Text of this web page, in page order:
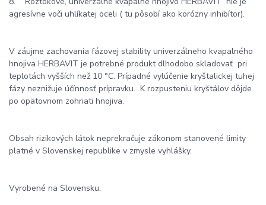
agresívne voči uhlíkatej oceli ( tu pôsobí ako korózny inhibítor).
V záujme zachovania fázovej stability univerzálneho kvapalného
hnojiva HERBAVIT je potrebné produkt dlhodobo skladovať pri
teplotách vyšších než 10 °C. Prípadné vylúčenie kryštalickej tuhej
fázy neznižuje účínnosť prípravku. K rozpusteniu kryštálov dôjde
po opätovnom zohriati hnojiva.
Obsah rizikových látok neprekračuje zákonom stanovené limity
platné v Slovenskej republike v zmysle vyhlášky.
Vyrobené na Slovensku.